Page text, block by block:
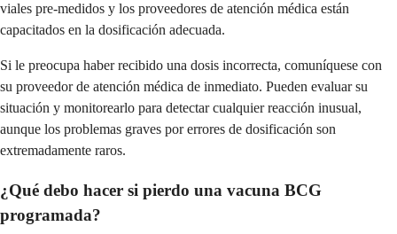
viales pre-medidos y los proveedores de atención médica están
capacitados en la dosificación adecuada.
Si le preocupa haber recibido una dosis incorrecta, comuníquese con
su proveedor de atención médica de inmediato. Pueden evaluar su
situación y monitorearlo para detectar cualquier reacción inusual,
aunque los problemas graves por errores de dosificación son
extremadamente raros.
¿Qué debo hacer si pierdo una vacuna BCG
programada?